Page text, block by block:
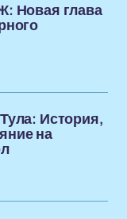
Новая глава
История,
на